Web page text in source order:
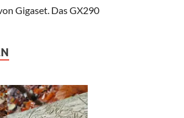
Gigaset. Das GX290